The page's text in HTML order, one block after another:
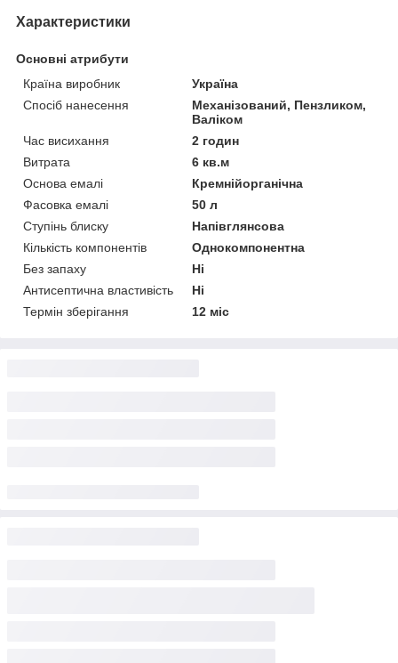
Характеристики
Основні атрибути
Країна виробник
Україна
Спосіб нанесення
Механізований, Пензликом,
Валіком
Час висихання
2 годин
Витрата
6 кв.м
Основа емалі
Кремнійорганічна
Фасовка емалі
50 л
Ступінь блиску
Напівглянсова
Кількість компонентів
Однокомпонентна
Без запаху
Ні
Антисептична властивість
Ні
Термін зберігання
12 міс